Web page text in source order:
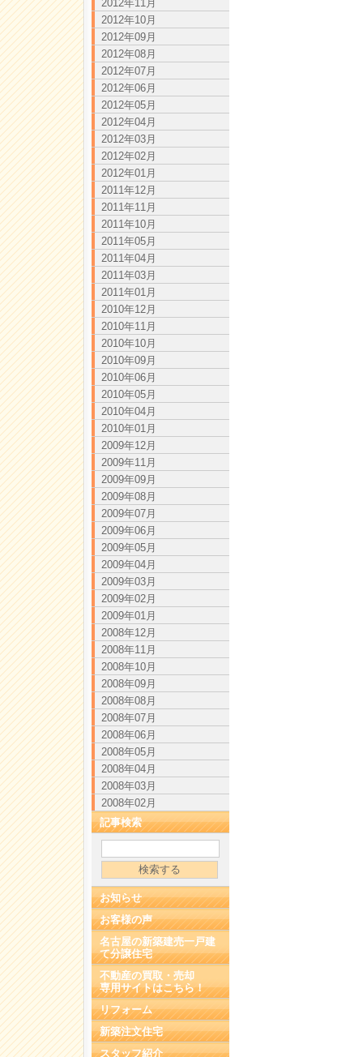
2012年11月
2012年10月
2012年09月
2012年08月
2012年07月
2012年06月
2012年05月
2012年04月
2012年03月
2012年02月
2012年01月
2011年12月
2011年11月
2011年10月
2011年05月
2011年04月
2011年03月
2011年01月
2010年12月
2010年11月
2010年10月
2010年09月
2010年06月
2010年05月
2010年04月
2010年01月
2009年12月
2009年11月
2009年09月
2009年08月
2009年07月
2009年06月
2009年05月
2009年04月
2009年03月
2009年02月
2009年01月
2008年12月
2008年11月
2008年10月
2008年09月
2008年08月
2008年07月
2008年06月
2008年05月
2008年04月
2008年03月
2008年02月
記事検索
お知らせ
お客様の声
名古屋の新築建売一戸建
て分譲住宅
不動産の買取・売却
専用サイトはこちら！
リフォーム
新築注文住宅
スタッフ紹介